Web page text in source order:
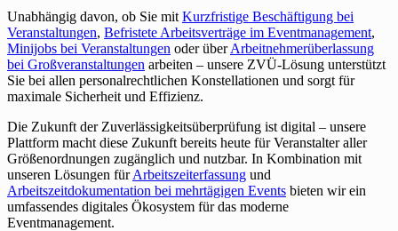
Unabhängig davon, ob Sie mit Kurzfristige Beschäftigung bei
Veranstaltungen, Befristete Arbeitsverträge im Eventmanagement,
Minijobs bei Veranstaltungen oder überArbeitnehmerüberlassung
bei Großveranstaltungen arbeiten – unsere ZVÜ-Lösung unterstützt
Sie bei allen personalrechtlichen Konstellationen und sorgt für
maximale Sicherheit und Effizienz.
Die Zukunft der Zuverlässigkeitsüberprüfung ist digital – unsere
Plattform macht diese Zukunft bereits heute für Veranstalter aller
Größenordnungen zugänglich und nutzbar. In Kombination mit
unseren Lösungen fürArbeitszeiterfassung und
Arbeitszeitdokumentation bei mehrtägigen Events bieten wir ein
umfassendes digitales Ökosystem für das moderne
Eventmanagement.